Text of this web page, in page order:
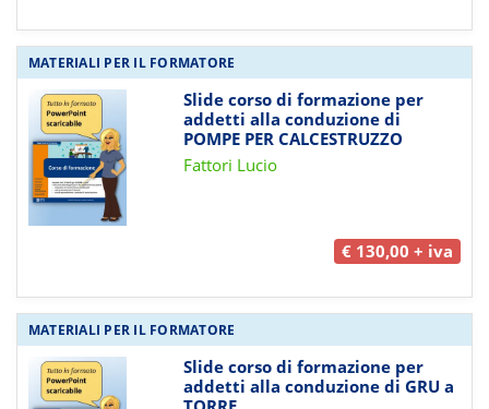
MATERIALI PER IL FORMATORE
Slide corso di formazione per
addetti alla conduzione di
POMPE PER CALCESTRUZZO
Fattori Lucio
€ 130,00 + iva
MATERIALI PER IL FORMATORE
Slide corso di formazione per
addetti alla conduzione di GRU a